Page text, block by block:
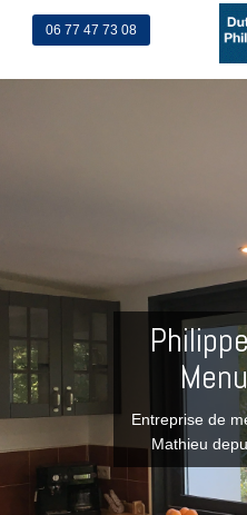
06 77 47 73 08
Entreprise de
Mathieu